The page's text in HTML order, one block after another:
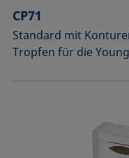
CP71
Standard mit
Tropfen für die